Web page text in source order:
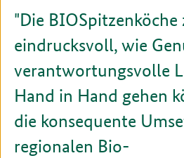
Die BIOSpitzenköche
eindrucksvoll, wie
verantwortungsvolle
Hand in Hand gehen
die konsequente
regionalen Bio-